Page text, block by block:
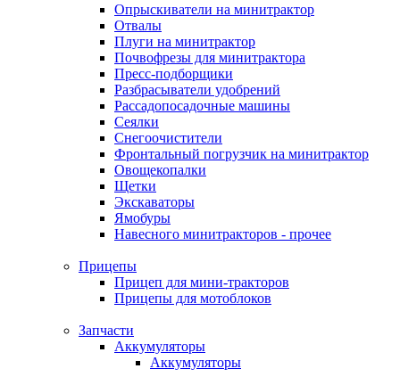
Опрыскиватели на минитрактор
Отвалы
Плуги на минитрактор
Почвофрезы для минитрактора
Пресс-подборщики
Разбрасыватели удобрений
Рассадопосадочные машины
Сеялки
Снегоочистители
Фронтальный погрузчик на минитрактор
Овощекопалки
Щетки
Экскаваторы
Ямобуры
Навесного минитракторов - прочее
Прицепы
Прицеп для мини-тракторов
Прицепы для мотоблоков
Запчасти
Аккумуляторы
Аккумуляторы